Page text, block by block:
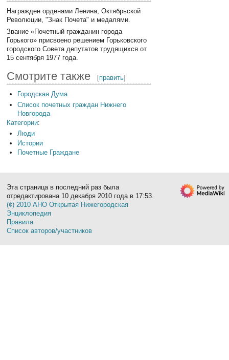
Награжден орденами Ленина, Октябрьской
Революции, "Знак Почета" и медалями.
Звание «Почетный гражданин города
Горького» присвоено решением Горьковского
городского Совета депутатов трудящихся от
15 сентября 1977 года.
Смотрите также [править]
Городская Дума
Список почетных граждан Нижнего
Новгорода
Категории:
Люди
Истории
Почетные Граждане
Эта страница в последний раз была
отредактирована 10 декабря 2010 года в 17:53.
(¢) 2010 АНО Открытая Нижегородская
Энциклопедия
Правила
Список авторов/участников